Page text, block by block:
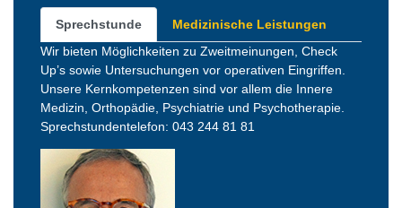
Sprechstunde
Medizinische Leistungen
Wir bieten Möglichkeiten zu Zweitmeinungen, Check
Up’s sowie Untersuchungen vor operativen Eingriffen.
Unsere Kernkompetenzen sind vor allem die Innere
Medizin, Orthopädie, Psychiatrie und Psychotherapie.
Sprechstundentelefon: 043 244 81 81